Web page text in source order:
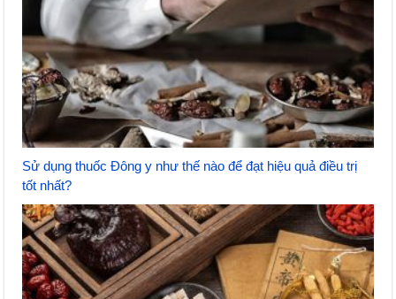
Sử dụng thuốc Đông y như thế nào để đạt hiệu quả điều trị
tốt nhất?